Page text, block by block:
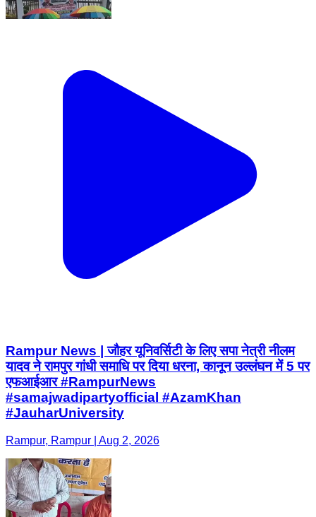
Rampur News | जौहर यूनिवर्सिटी के लिए सपा नेत्री नीलम
यादव ने रामपुर गांधी समाधि पर दिया धरना, कानून उल्लंघन में 5 पर
एफआईआर #RampurNews
#samajwadipartyofficial #AzamKhan
#JauharUniversity
Rampur, Rampur | Aug 2, 2026